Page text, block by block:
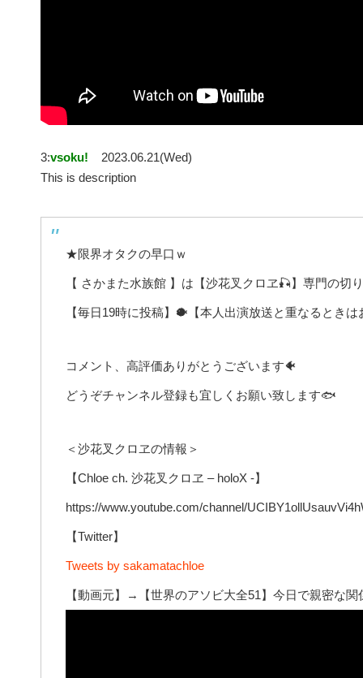
3:vsoku!
2023.06.21(Wed)
This is description
★限界オタクの早口ｗ
【 さかまた水族館 】は【沙花叉クロヱ🎣】専門の切
【毎日19時に投稿】🐡【本人出演放送と重なるときは
コメント、高評価ありがとうございます🐠
どうぞチャンネル登録も宜しくお願い致します🐟
＜沙花叉クロヱの情報＞
【Chloe ch. 沙花叉クロヱ – holoX -】
https://www.youtube.com/channel/
【Twitter】
Tweets by sakamatachloe
【動画元】→【世界のアソビ大全51】今日で親密な